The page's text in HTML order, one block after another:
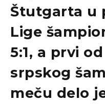
Štutgarta u
Lige
5:1, a prvi
srpskog
meču delo